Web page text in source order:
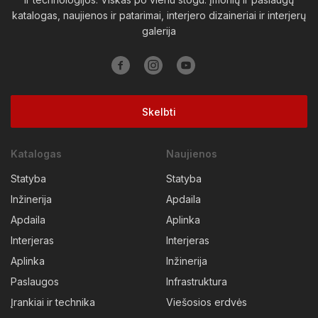
Visagino sav.
katalogas, naujienos ir patarimai, interjero dizaineriai ir interjerų
galerija
Skelbti
Katalogas
Statyba
Inžinerija
Apdaila
Interjeras
Aplinka
Paslaugos
Įrankiai ir technika
Naujienos
Statyba
Apdaila
Aplinka
Interjeras
Inžinerija
Infrastruktura
Viešosios erdvės